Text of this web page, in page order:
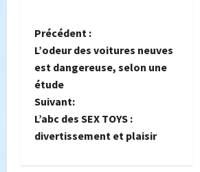
N
a
v
i
Précédent :
L’odeur des voitures neuves
est dangereuse, selon une
étude
Suivant:
L’abc des SEX TOYS :
divertissement et plaisir